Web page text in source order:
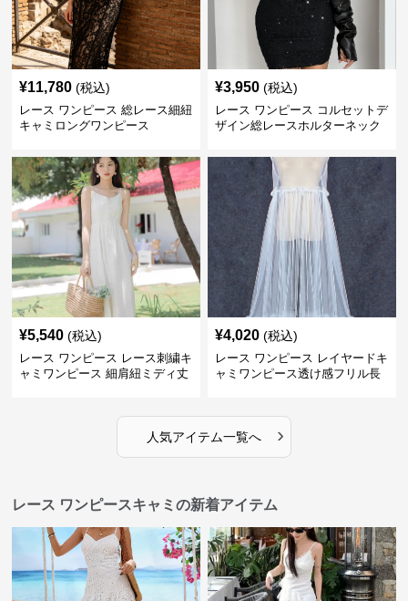
¥11,780 (税込)
レース ワンピース 総レース細紐
キャミロングワンピース
¥3,950 (税込)
レース ワンピース コルセットデ
ザイン総レースホルターネック
¥5,540 (税込)
レース ワンピース レース刺繍キ
ャミワンピース 細肩紐ミディ丈
¥4,020 (税込)
レース ワンピース レイヤードキ
ャミワンピース透け感フリル長
人気アイテム一覧へ ›
レース ワンピースキャミの新着アイテム